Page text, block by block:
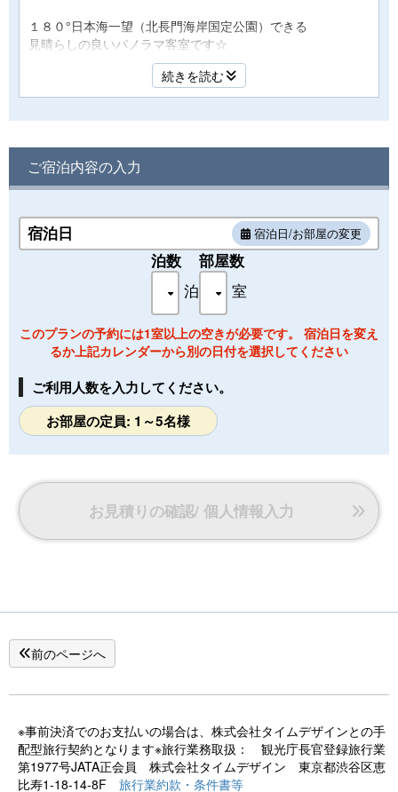
１８０°日本海一望（北長門海岸国定公園）できる
見晴らしの良いパノラマ客室です☆
夕日百選に選ばれる＜美しい輝き＞に満ちた景色
「日本海の美しさ、潮騒の薫り、そして癒される心」
時間を忘れて過ごすひととき、寛ぎの安らぎをご堪能下さい
■お部屋特典■
【当館で１番高い建物】海の上に浮ぶような絶景客室・上層
階３Ｆ以上をお約束！
【無料Wi-fi完備】
全館・全てのお部屋でWi-fiをご利用頂けます！
■設 備■
ウォシュレットトイレ・エアコン・液晶テレビ・ドライヤ
ー・冷蔵庫・ケトル
■アメニティ■
浴衣・バスタオル・フェイスタオル・歯ブラシ・歯磨粉・冬
場には羽織と足袋
無料
続きを読む
ご宿泊内容の入力
宿泊日 宿泊日/お部屋の変更
泊数
泊
部屋数
室
このプランの予約には1室以上の空きが必要です。 宿泊日を変え
るか上記カレンダーから別の日付を選択してください
ご利用人数を入力してください。
お部屋の定員: 1～5名様
お見積りの確認/ 個人情報入力
前のページへ
※事前決済でのお支払いの場合は、株式会社タイムデザインとの手
配型旅行契約となります※旅行業務取扱： 観光庁長官登録旅行業
第1977号JATA正会員 株式会社タイムデザイン 東京都渋谷区恵
比寿1-18-14-8F 旅行業約款・条件書等